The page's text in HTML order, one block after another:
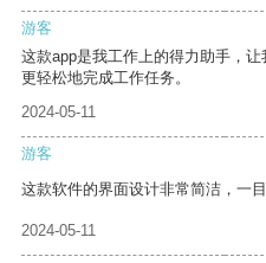
游客
这款app是我工作上的得力助手，
更轻松地完成工作任务。
2024-05-11
游客
这款软件的界面设计非常简洁，一目
2024-05-11